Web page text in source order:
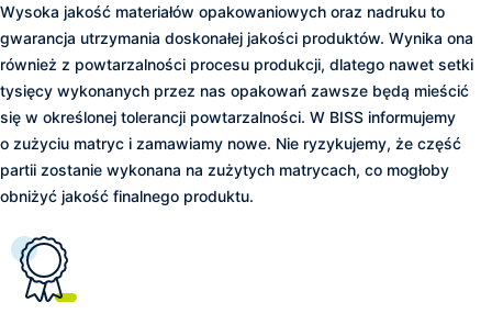
Wysoka jakość materiałów opakowaniowych oraz nadruku to
gwarancja utrzymania doskonałej jakości produktów. Wynika ona
również z powtarzalności procesu produkcji, dlatego nawet setki
tysięcy wykonanych przez nas opakowań zawsze będą mieścić
się w określonej tolerancji powtarzalności. W BISS informujemy
o zużyciu matryc i zamawiamy nowe. Nie ryzykujemy, że część
partii zostanie wykonana na zużytych matrycach, co mogłoby
obniżyć jakość finalnego produktu.